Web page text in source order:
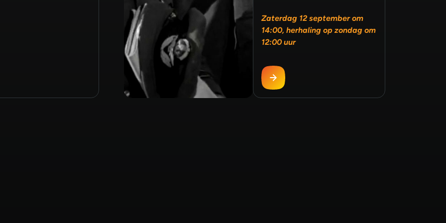
Zaterdag 12 september om
14:00, herhaling op zondag om
12:00 uur